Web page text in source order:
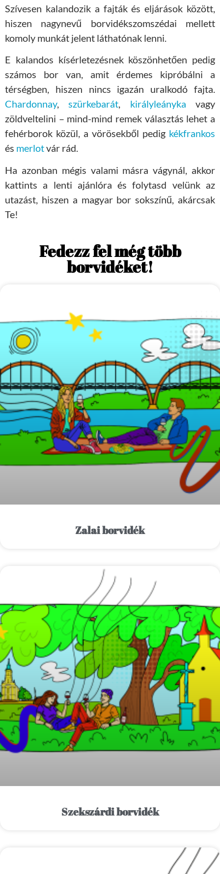
Szívesen kalandozik a fajták és eljárások között,
hiszen nagynevű borvidékszomszédai mellett
komoly munkát jelent láthatónak lenni.
E kalandos kísérletezésnek köszönhetően pedig
számos bor van, amit érdemes kipróbálni a
térségben, hiszen nincs igazán uralkodó fajta.
Chardonnay,szürkebarát, királyleányka vagy
zöldveltelini – mind-mind remek választás lehet a
fehérborok közül, a vörösekből pedig kékfrankos
és merlotvár rád.
Ha azonban mégis valami másra vágynál, akkor
kattints a lenti ajánlóra és folytasd velünk az
utazást, hiszen a magyar bor sokszínű, akárcsak
Te!
Fedezz fel még több
borvidéket!
Zalai borvidék
Szekszárdi borvidék